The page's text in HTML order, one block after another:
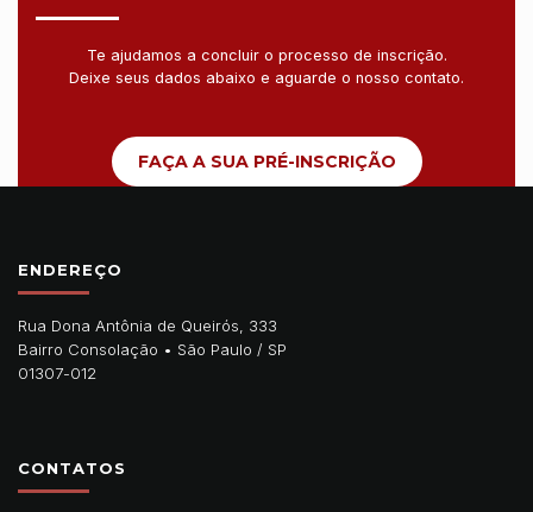
Te ajudamos a concluir o processo de inscrição.
Deixe seus dados abaixo e aguarde o nosso contato.
FAÇA A SUA PRÉ-INSCRIÇÃO
ENDEREÇO
Rua Dona Antônia de Queirós, 333
Bairro Consolação • São Paulo / SP
01307-012
CONTATOS